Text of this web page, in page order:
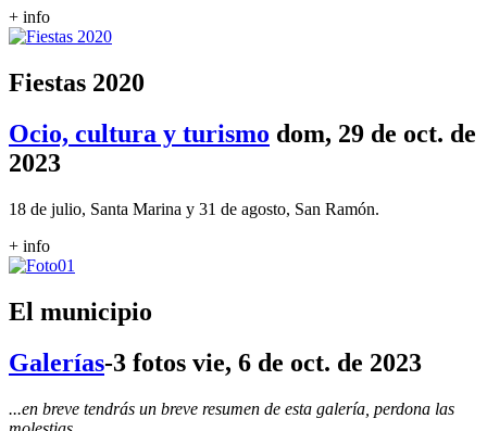
+ info
Fiestas 2020
Ocio, cultura y turismo dom, 29 de oct. de
2023
18 de julio, Santa Marina y 31 de agosto, San Ramón.
+ info
El municipio
Galerías-3 fotos vie, 6 de oct. de 2023
...en breve tendrás un breve resumen de esta galería, perdona las